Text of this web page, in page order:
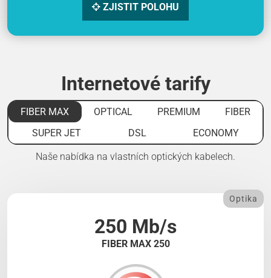
ZJISTIT POLOHU
Internetové tarify
FIBER MAX OPTICAL PREMIUM
FIBER
SUPER JET
DSL ECONOMY
Naše nabídka na vlastních optických kabelech.
250 Mb/s
FIBER MAX 250
Optika